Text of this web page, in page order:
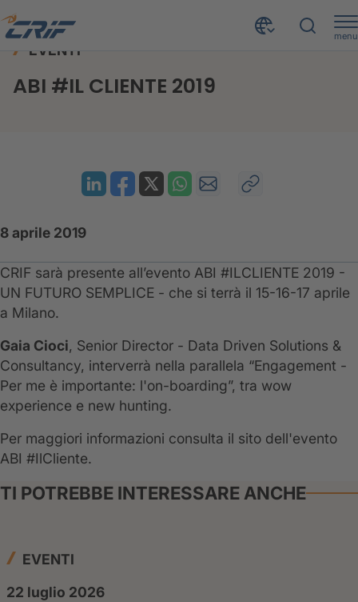
menu
Home News ed Eventi
EVENTI
ABI #IL CLIENTE 2019
8 aprile 2019
CRIF sarà presente all’evento ABI #ILCLIENTE 2019 -
UN FUTURO SEMPLICE - che si terrà il 15-16-17 aprile
a Milano.
Gaia Cioci, Senior Director - Data Driven Solutions &
Consultancy, interverrà nella parallela “Engagement -
Per me è importante: l'on-boarding”, tra wow
experience e new hunting.
Per maggiori informazioni consulta il sito dell'evento
ABI #IlCliente.
TI POTREBBE INTERESSARE ANCHE
EVENTI
22 luglio 2026